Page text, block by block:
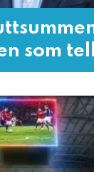
som